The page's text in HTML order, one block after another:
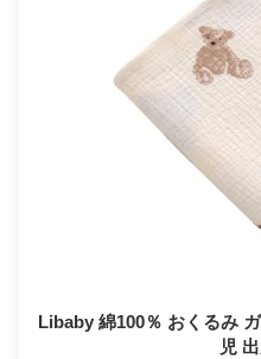
Libaby 綿100％ おくるみ
児